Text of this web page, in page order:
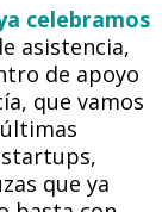
celebramos
asistencia,
de apoyo
que vamos
que ya